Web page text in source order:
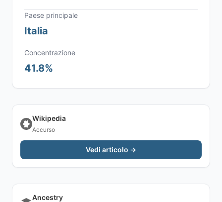
Paese principale
Italia
Concentrazione
41.8%
Wikipedia
Accurso
Vedi articolo →
Ancestry